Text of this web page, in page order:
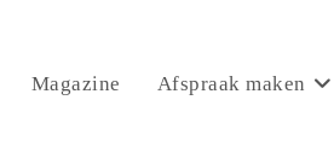
Magazine Afspraak maken